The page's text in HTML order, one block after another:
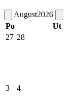
August2026
Po
Ut
27 28
3 4